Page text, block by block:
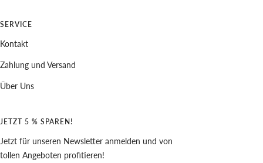
SERVICE
Kontakt
Zahlung und Versand
Über Uns
JETZT 5 % SPAREN!
Jetzt für unseren Newsletter anmelden und von
tollen Angeboten profitieren!